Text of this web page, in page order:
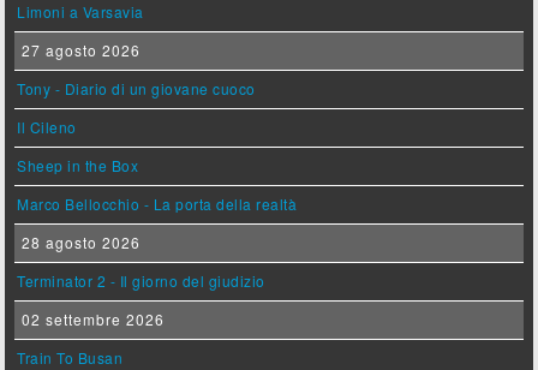
Limoni a Varsavia
27 agosto 2026
Tony - Diario di un giovane cuoco
Il Cileno
Sheep in the Box
Marco Bellocchio - La porta della realtà
28 agosto 2026
Terminator 2 - Il giorno del giudizio
02 settembre 2026
Train To Busan